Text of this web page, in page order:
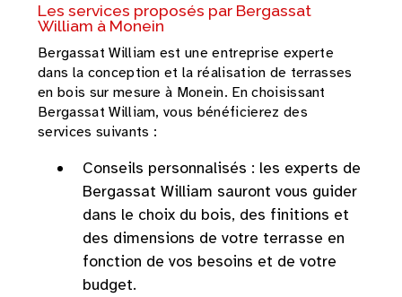
Les services proposés par Bergassat
William à Monein
Bergassat William est une entreprise experte
dans la conception et la réalisation de terrasses
en bois sur mesure à Monein. En choisissant
Bergassat William, vous bénéficierez des
services suivants :
Conseils personnalisés : les experts de
Bergassat William sauront vous guider
dans le choix du bois, des finitions et
des dimensions de votre terrasse en
fonction de vos besoins et de votre
budget.